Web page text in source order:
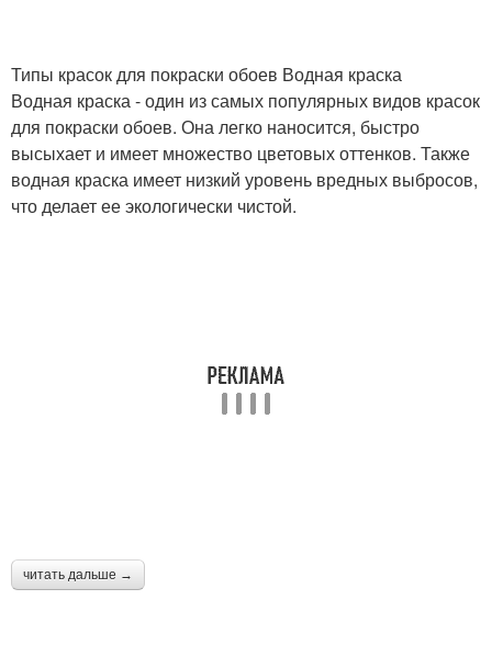
Типы красок для покраски обоев Водная краска
Водная краска - один из самых популярных видов красок
для покраски обоев. Она легко наносится, быстро
высыхает и имеет множество цветовых оттенков. Также
водная краска имеет низкий уровень вредных выбросов,
что делает ее экологически чистой.
читать дальше →